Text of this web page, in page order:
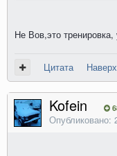
Не Вов,это тренировка,
Цитата Наверх
Kofein
Опубликовано: